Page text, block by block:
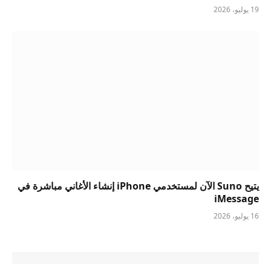
19 يوليو، 2026
يتيح Suno الآن لمستخدمي iPhone إنشاء الأغاني مباشرة في
iMessage
16 يوليو، 2026